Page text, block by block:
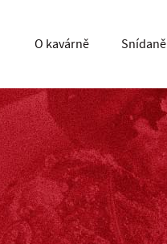
O kavárně Snídaně